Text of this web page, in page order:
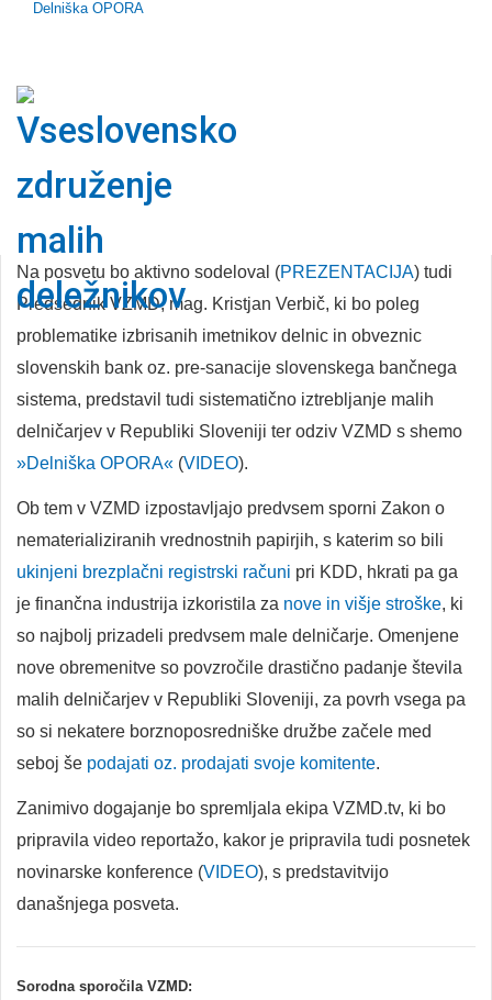
Delniška OPORA
razvoj finančnega trga (borze)«, ki ga organizirajo Civilna
Gamsa. Poleg predstavnikov in članov organizatorjev je
svojo udeležbo na posvetu napovedalo preko 50
in NSi), predstavniki strank, društev, sindikatov ter drugih
družbenih gibanj.
Na posvetu bo aktivno sodeloval (PREZENTACIJA) tudi
Predsednik VZMD, mag. Kristjan Verbič, ki bo poleg
problematike izbrisanih imetnikov delnic in obveznic
slovenskih bank oz. pre-sanacije slovenskega bančnega
sistema, predstavil tudi sistematično iztrebljanje malih
delničarjev v Republiki Sloveniji ter odziv VZMD s shemo
»Delniška OPORA« (VIDEO).
Ob tem v VZMD izpostavljajo predvsem sporni Zakon o
nematerializiranih vrednostnih papirjih, s katerim so bili
ukinjeni brezplačni registrski računi pri KDD, hkrati pa ga
je finančna industrija izkoristila za nove in višje stroške, ki
so najbolj prizadeli predvsem male delničarje. Omenjene
nove obremenitve so povzročile drastično padanje števila
malih delničarjev v Republiki Sloveniji, za povrh vsega pa
so si nekatere borznoposredniške družbe začele med
seboj še podajati oz. prodajati svoje komitente.
Zanimivo dogajanje bo spremljala ekipa VZMD.tv, ki bo
pripravila video reportažo, kakor je pripravila tudi posnetek
novinarske konference (VIDEO), s predstavitvijo
današnjega posveta.
Sorodna sporočila VZMD: